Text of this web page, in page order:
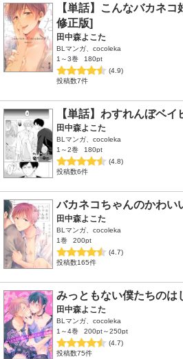
【単話】こんなバカネ
修正版]
田中森よこた
BLマンガ、cocoleka
1～3巻
180pt
(4.9)
投稿数7件
【単話】わすれんぼベ
田中森よこた
BLマンガ、cocoleka
1～2巻
180pt
(4.8)
投稿数6件
バカネコちゃんのかわい
田中森よこた
BLマンガ、cocoleka
1巻
200pt
(4.7)
投稿数165件
みっともない僕たちのは
田中森よこた
BLマンガ、cocoleka
1～4巻
200pt～250pt
(4.7)
投稿数75件